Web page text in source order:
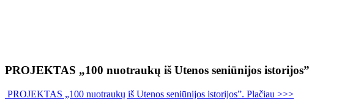
PROJEKTAS „100 nuotraukų iš Utenos seniūnijos istorijos”
PROJEKTAS „100 nuotraukų iš Utenos seniūnijos istorijos”. Plačiau >>>